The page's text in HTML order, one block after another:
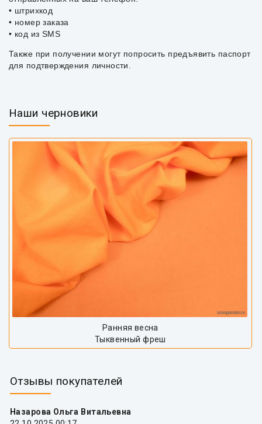
• штрихкод
• номер заказа
• код из SMS
Также при получении могут попросить предъявить паспорт
для подтверждения личности.
Наши черновики
Ранняя весна
Тыквенный фреш
Отзывы покупателей
Назарова Ольга Витальевна